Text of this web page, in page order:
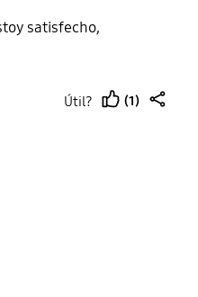
satisfecho,
Útil?
(1)